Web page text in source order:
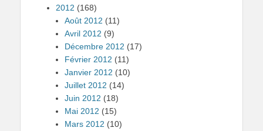
2012 (168)
Août 2012 (11)
Avril 2012 (9)
Décembre 2012 (17)
Février 2012 (11)
Janvier 2012 (10)
Juillet 2012 (14)
Juin 2012 (18)
Mai 2012 (15)
Mars 2012 (10)